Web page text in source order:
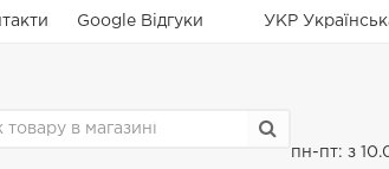
Google Відгуки УКР
пн-пт: з